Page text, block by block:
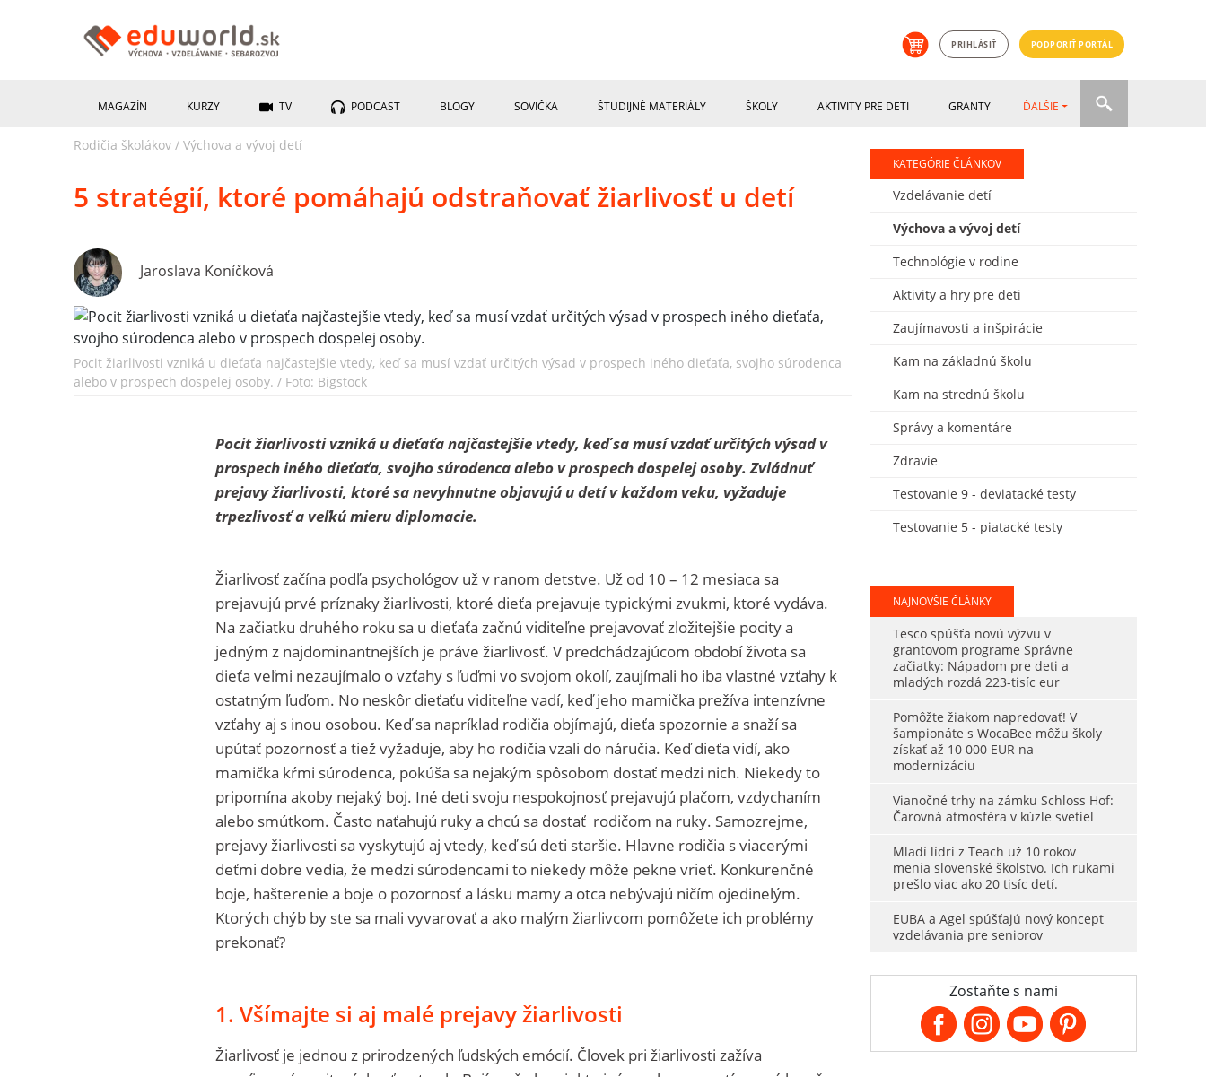
PRIHLÁSIŤ PODPORIŤ PORTÁL
MAGAZÍN KURZY TV PODCAST BLOGY SOVIČKA ŠTUDIJNÉ MATERIÁLY ŠKOLY AKTIVITY PRE DETI GRANTY ĎALŠIE
Rodičia školákov / Výchova a vývoj detí
5 stratégií, ktoré pomáhajú odstraňovať žiarlivosť u detí
Jaroslava Koníčková
Pocit žiarlivosti vzniká u dieťaťa najčastejšie vtedy, keď sa musí vzdať určitých výsad v prospech iného dieťaťa, svojho súrodenca
alebo v prospech dospelej osoby. / Foto: Bigstock
Pocit žiarlivosti vzniká u dieťaťa najčastejšie vtedy, keď sa musí vzdať určitých výsad v
prospech iného dieťaťa, svojho súrodenca alebo v prospech dospelej osoby. Zvládnuť
prejavy žiarlivosti, ktoré sa nevyhnutne objavujú u detí v každom veku, vyžaduje
trpezlivosť a veľkú mieru diplomacie.
Žiarlivosť začína podľa psychológov už v ranom detstve. Už od 10 – 12 mesiaca sa
prejavujú prvé príznaky žiarlivosti, ktoré dieťa prejavuje typickými zvukmi, ktoré vydáva.
Na začiatku druhého roku sa u dieťaťa začnú viditeľne prejavovať zložitejšie pocity a
jedným z najdominantnejších je práve žiarlivosť. V predchádzajúcom období života sa
dieťa veľmi nezaujímalo o vzťahy s ľuďmi vo svojom okolí, zaujímali ho iba vlastné vzťahy k
ostatným ľuďom. No neskôr dieťaťu viditeľne vadí, keď jeho mamička prežíva intenzívne
vzťahy aj s inou osobou. Keď sa napríklad rodičia objímajú, dieťa spozornie a snaží sa
upútať pozornosť a tiež vyžaduje, aby ho rodičia vzali do náručia. Keď dieťa vidí, ako
mamička kŕmi súrodenca, pokúša sa nejakým spôsobom dostať medzi nich. Niekedy to
pripomína akoby nejaký boj. Iné deti svoju nespokojnosť prejavujú plačom, vzdychaním
alebo smútkom. Často naťahujú ruky a chcú sa dostať rodičom na ruky. Samozrejme,
prejavy žiarlivosti sa vyskytujú aj vtedy, keď sú deti staršie. Hlavne rodičia s viacerými
deťmi dobre vedia, že medzi súrodencami to niekedy môže pekne vrieť. Konkurenčné
boje, hašterenie a boje o pozornosť a lásku mamy a otca nebývajú ničím ojedinelým.
Ktorých chýb by ste sa mali vyvarovať a ako malým žiarlivcom pomôžete ich problémy
prekonať?
1. Všímajte si aj malé prejavy žiarlivosti
Žiarlivosť je jednou z prirodzených ľudských emócií. Človek pri žiarlivosti zažíva
KATEGÓRIE ČLÁNKOV
Vzdelávanie detí
Výchova a vývoj detí
Technológie v rodine
Aktivity a hry pre deti
Zaujímavosti a inšpirácie
Kam na základnú školu
Kam na strednú školu
Správy a komentáre
Zdravie
Testovanie 9 - deviatacké testy
Testovanie 5 - piatacké testy
NAJNOVŠIE ČLÁNKY
Tesco spúšťa novú výzvu v
grantovom programe Správne
začiatky: Nápadom pre deti a
mladých rozdá 223-tisíc eur
Pomôžte žiakom napredovať! V
šampionáte s WocaBee môžu školy
získať až 10 000 EUR na
modernizáciu
Vianočné trhy na zámku Schloss Hof:
Čarovná atmosféra v kúzle svetiel
Mladí lídri z Teach už 10 rokov
menia slovenské školstvo. Ich rukami
prešlo viac ako 20 tisíc detí.
EUBA a Agel spúšťajú nový koncept
vzdelávania pre seniorov
Zostaňte s nami